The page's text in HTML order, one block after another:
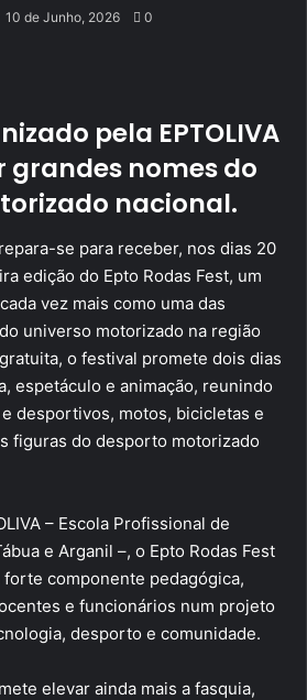
10 de Junho, 2026 0
pela EPTOLIVA
grandes nomes do
nacional.
se para receber, nos dias 20
edição do Epto Rodas Fest, um
vez mais como uma das
universo motorizado na região
o festival promete dois dias
espetáculo e animação, reunindo
desportivos, motos, bicicletas e
figuras do desporto motorizado
– Escola Profissional de
e Arganil –, o Epto Rodas Fest
componente pedagógica,
e funcionários num projeto
desporto e comunidade.
elevar ainda mais a fasquia,